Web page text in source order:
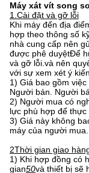
Máy xát vít song
1. Cài đặt và gỡ lỗi
Khi máy đến địa
hợp theo thông số
nhà cung cấp nên
được phê duyệtĐể
và gỡ lỗi.và nên
với sự xem xét ý
1) Giá bao gồm
Người bán. Người
2) Người mua có
lực phù hợp để thực
3) Giá này không
máy của người mua.
2Thời gian giao
1) Khi hợp đồng có
gian50và thiết bị sẽ